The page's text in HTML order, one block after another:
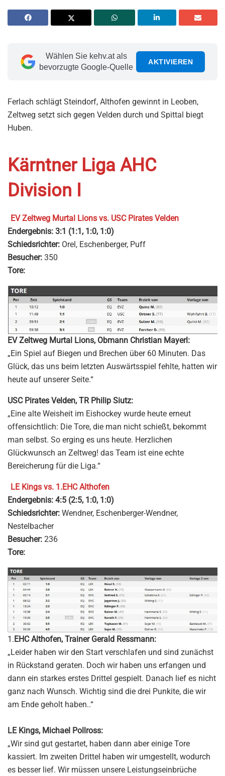
Wählen Sie kehv.at als
bevorzugte Google-Quelle
AKTIVIEREN
Ferlach schlägt Steindorf, Althofen gewinnt in Leoben,
Zeltweg setzt sich gegen Velden durch und Spittal biegt
Huben.
Kärntner Liga AHC
Division I
EV Zeltweg Murtal Lions vs. USC Pirates Velden
Endergebnis: 3:1 (1:1, 1:0, 1:0)
Schiedsrichter: Orel, Eschenberger, Puff
Besucher: 350
Tore:
EV Zeltweg Murtal Lions, Obmann Christian Mayerl:
„Ein Spiel auf Biegen und Brechen über 60 Minuten. Das
Glück, das uns beim letzten Auswärtsspiel fehlte, hatten wir
heute auf unserer Seite.“
USC Pirates Velden, TR Philip Siutz:
„Eine alte Weisheit im Eishockey wurde heute erneut
offensichtlich: Die Tore, die man nicht schießt, bekommt
man selbst. So erging es uns heute. Herzlichen
Glückwunsch an Zeltweg! das Team ist eine echte
Bereicherung für die Liga.“
LE Kings vs. 1.EHC Althofen
Endergebnis: 4:5 (2:5, 1:0, 1:0)
Schiedsrichter: Wendner, Eschenberger-Wendner,
Nestelbacher
Besucher: 236
Tore:
1. EHC Althofen, Trainer Gerald Ressmann:
„Leider haben wir den Start verschlafen und sind zunächst
in Rückstand geraten. Doch wir haben uns erfangen und
dann ein starkes erstes Drittel gespielt. Danach lief es nicht
ganz nach Wunsch. Wichtig sind die drei Punkite, die wir
am Ende geholt haben..“
LE Kings, Michael Pollross:
„Wir sind gut gestartet, haben dann aber einige Tore
kassiert. Im zweiten Drittel haben wir umgestellt, wodurch
es besser lief. Wir müssen unsere Leistungseinbrüche